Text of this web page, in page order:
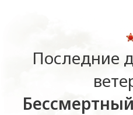
Последние